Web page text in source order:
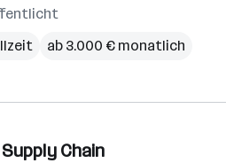
ab 3.000 € monatlich
Chain